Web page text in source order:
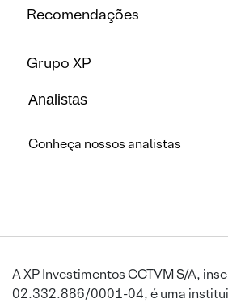
Recomendações
Grupo XP
Analistas
Conheça nossos analistas
A XP Investimentos CCTVM S/A,
02.332.886/0001-04, é uma